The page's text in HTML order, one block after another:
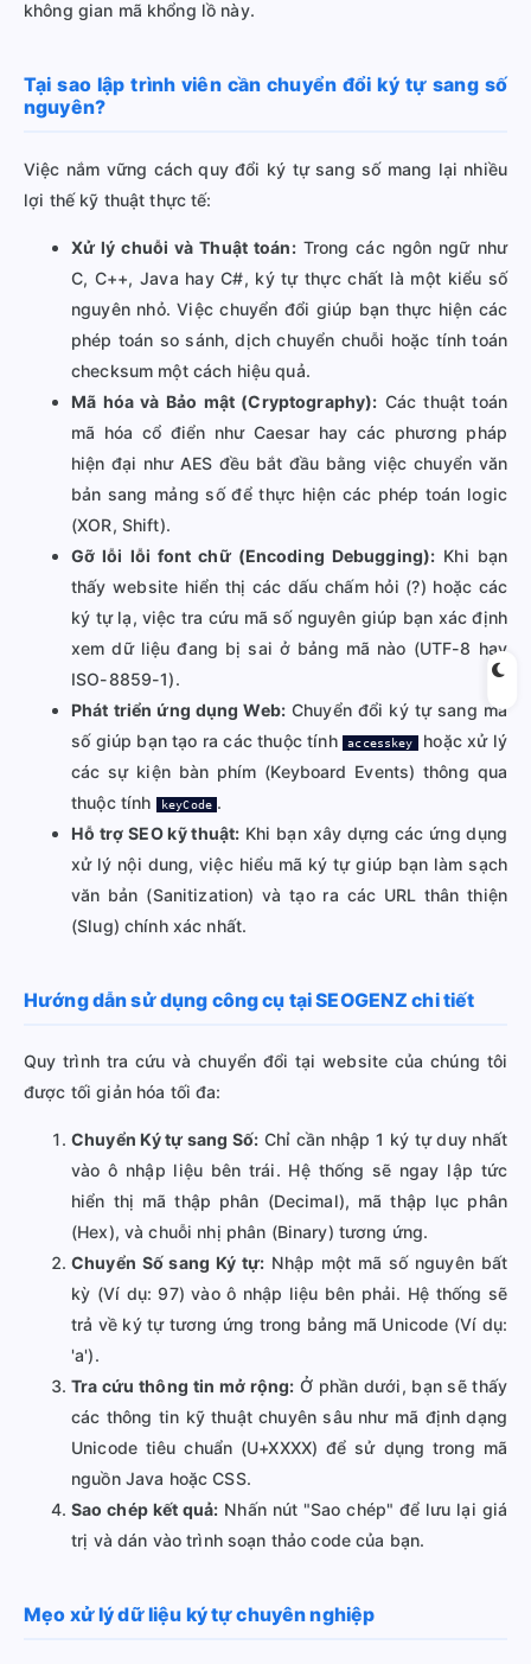
không gian mã khổng lồ này.
Tại sao lập trình viên cần chuyển đổi ký tự sang số
nguyên?
Việc nắm vững cách quy đổi ký tự sang số mang lại nhiều
lợi thế kỹ thuật thực tế:
Xử lý chuỗi và Thuật toán:Trong các ngôn ngữ như
C, C++, Java hay C#, ký tự thực chất là một kiểu số
nguyên nhỏ. Việc chuyển đổi giúp bạn thực hiện các
phép toán so sánh, dịch chuyển chuỗi hoặc tính toán
checksum một cách hiệu quả.
Mã hóa và Bảo mật (Cryptography): Các thuật toán
mã hóa cổ điển như Caesar hay các phương pháp
hiện đại như AES đều bắt đầu bằng việc chuyển văn
bản sang mảng số để thực hiện các phép toán logic
(XOR, Shift).
Gỡ lỗi lỗi font chữ (Encoding Debugging): Khi bạn
thấy website hiển thị các dấu chấm hỏi (?) hoặc các
ký tự lạ, việc tra cứu mã số nguyên giúp bạn xác định
xem dữ liệu đang bị sai ở bảng mã nào (UTF-8 hay
ISO-8859-1).
Phát triển ứng dụng Web: Chuyển đổi ký tự sang mã
số giúp bạn tạo ra các thuộc tính
accesskey
hoặc xử lý
các sự kiện bàn phím (Keyboard Events) thông qua
thuộc tính
keyCode .
Hỗ trợ SEO kỹ thuật: Khi bạn xây dựng các ứng dụng
xử lý nội dung, việc hiểu mã ký tự giúp bạn làm sạch
văn bản (Sanitization) và tạo ra các URL thân thiện
(Slug) chính xác nhất.
Hướng dẫn sử dụng công cụ tại SEOGENZ chi tiết
Quy trình tra cứu và chuyển đổi tại website của chúng tôi
được tối giản hóa tối đa:
Chuyển Ký tự sang Số: Chỉ cần nhập 1 ký tự duy nhất
vào ô nhập liệu bên trái. Hệ thống sẽ ngay lập tức
hiển thị mã thập phân (Decimal), mã thập lục phân
(Hex), và chuỗi nhị phân (Binary) tương ứng.
Chuyển Số sang Ký tự: Nhập một mã số nguyên bất
kỳ (Ví dụ: 97) vào ô nhập liệu bên phải. Hệ thống sẽ
trả về ký tự tương ứng trong bảng mã Unicode (Ví dụ:
'a').
Tra cứu thông tin mở rộng: Ở phần dưới, bạn sẽ thấy
các thông tin kỹ thuật chuyên sâu như mã định dạng
Unicode tiêu chuẩn (U+XXXX) để sử dụng trong mã
nguồn Java hoặc CSS.
Sao chép kết quả: Nhấn nút "Sao chép" để lưu lại giá
trị và dán vào trình soạn thảo code của bạn.
Mẹo xử lý dữ liệu ký tự chuyên nghiệp